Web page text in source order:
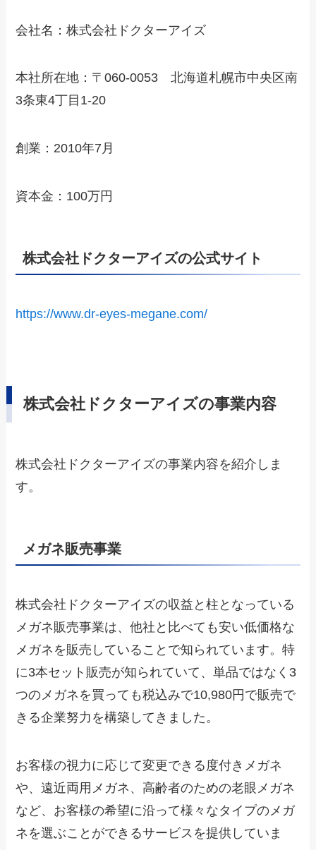
会社名：株式会社ドクターアイズ
本社所在地：〒060-0053 北海道札幌市中央区南
3条東4丁目1-20
創業：2010年7月
資本金：100万円
株式会社ドクターアイズの公式サイト
https://www.dr-eyes-megane.com/
株式会社ドクターアイズの事業内容
株式会社ドクターアイズの事業内容を紹介しま
す。
メガネ販売事業
株式会社ドクターアイズの収益と柱となっている
メガネ販売事業は、他社と比べても安い低価格な
メガネを販売していることで知られています。特
に3本セット販売が知られていて、単品ではなく3
つのメガネを買っても税込みで10,980円で販売で
きる企業努力を構築してきました。
お客様の視力に応じて変更できる度付きメガネ
や、遠近両用メガネ、高齢者のための老眼メガネ
など、お客様の希望に沿って様々なタイプのメガ
ネを選ぶことができるサービスを提供していま